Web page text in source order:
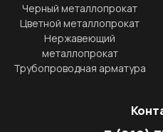
Черный металлопрокат
Цветной металлопрокат
Нержавеющий
металлопрокат
Трубопроводная арматура